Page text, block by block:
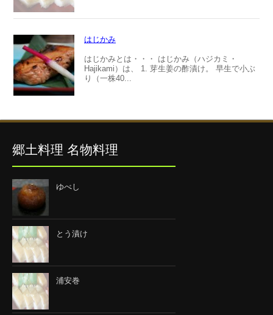
はじかみ
はじかみとは・・・ はじかみ（ハジカミ・
Hajikami）は、 1. 芽生姜の酢漬け。 早生で小ぶ
り（一株40...
郷土料理 名物料理
ゆべし
とう漬け
浦安巻